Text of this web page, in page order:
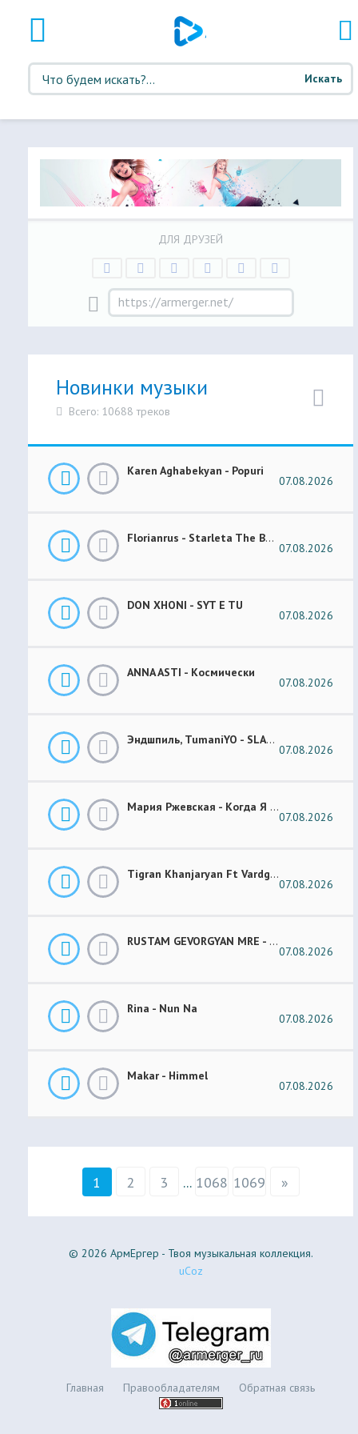
Искать
ДЛЯ ДРУЗЕЙ
Новинки музыки
Всего: 10688 треков
Karen Aghabekyan - Popuri
07.08.2026
Florianrus - Starleta The Bar Session
07.08.2026
DON XHONI - SYT E TU
07.08.2026
ANNA ASTI - Космически
07.08.2026
Эндшпиль, TumaniYO - SLANG
07.08.2026
Мария Ржевская - Когда Я Стану Кошкой (Future Garage Remix)
07.08.2026
Tigran Khanjaryan Ft Vardges - Pap Jan
07.08.2026
RUSTAM GEVORGYAN MRE - GAR XOROVATC
07.08.2026
Rina - Nun Na
07.08.2026
Makar - Himmel
07.08.2026
1 2 3 ... 1068 1069 »
© 2026 АрмЕргер - Твоя музыкальная коллекция.
uCoz
Главная Правообладателям Обратная связь